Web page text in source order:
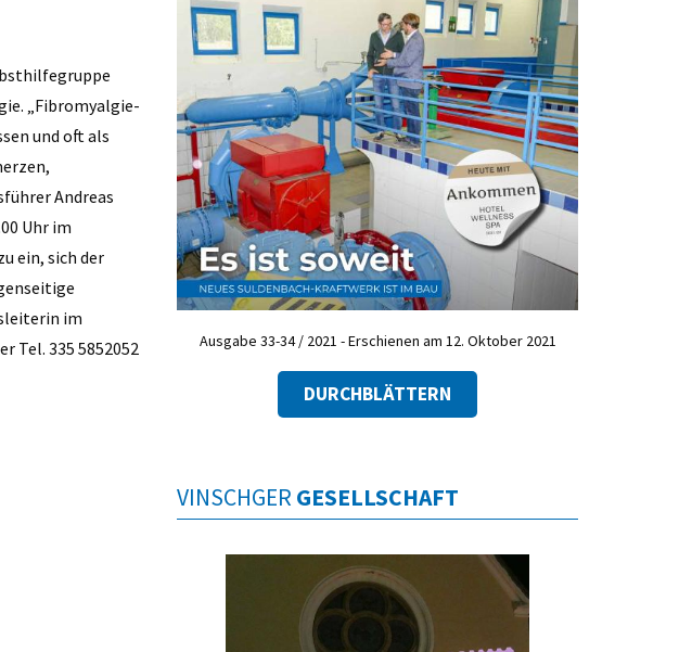
„Fibromyalgie-
und oft als
Andreas
Uhr im
ein, sich der
im
Tel. 335 5852052
Ausgabe 33-34 / 2021 - Erschienen am 12. Oktober 2021
DURCHBLÄTTERN
VINSCHGER GESELLSCHAFT